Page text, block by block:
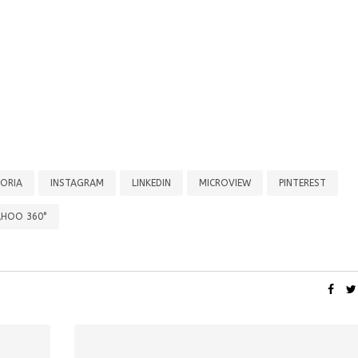
INSTAGRAM LINKEDIN MICROVIEW PINTEREST
360°